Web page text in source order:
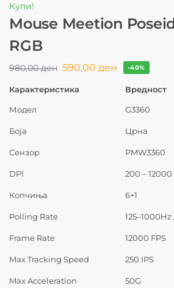
Купи!
Mouse Meetion
RGB
980,00ден 590,00 ден -40%
Карактеристика Вредност
Модел G3360
Боја Црна
Сензор PMW3360
DPI 200 –
Копчиња 6+1
Polling Rate 125–1000Hz
Frame Rate 12000 FPS
Max Tracking Speed 250 IPS
Max Acceleration 50G